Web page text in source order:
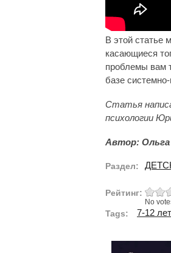
В этой статье
касающиеся
проблемы вам
базе
Статья
психологии
Автор: Ольга
Раздел:
Рейтинг:
No
Tags: 7-12 лет